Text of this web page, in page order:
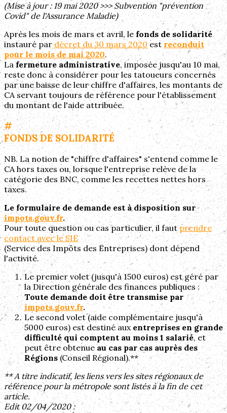
(Mise à jour : 19 mai 2020 >>> Subvention "prévention
Covid" de l'Assurance Maladie)
Après les mois de mars et avril, le fonds de solidarité
instauré pardécret du 30 mars 2020est reconduit
pour le mois de mai 2020.
Lafermeture administrative, imposée jusqu'au 10 mai,
reste donc à considérer pour les tatoueurs concernés
par une baisse de leur chiffre d'affaires, les montants de
CA servant toujours de référence pour l'établissement
du montant de l'aide attribuée.
#
FONDS DE SOLIDARITÉ
NB. La notion de "chiffre d'affaires" s'entend comme le
CA hors taxes ou, lorsque l'entreprise relève de la
catégorie des BNC, comme les recettes nettes hors
taxes.
Le formulaire de demande est à disposition sur
impots.gouv.fr.
Pour toute question ou cas particulier, il fautprendre
contact avec le SIE
(Service des Impôts des Entreprises) dont dépend
l'activité.
Le premier volet (jusqu'à 1500 euros) est géré par
la Direction générale des finances publiques :
Toute demande doit être transmise par
impots.gouv.fr.
Le second volet (aide complémentaire jusqu'à
5000 euros) est destiné aux entreprises en grande
difficulté qui comptent au moins 1 salarié, et
peut être obtenueau cas par cas auprès des
Régions(Conseil Régional).**
** A titre indicatif, les liens vers les sites régionaux de
référence pour la métropole sont listés à la fin de cet
article.
Edit 02/04/2020 :